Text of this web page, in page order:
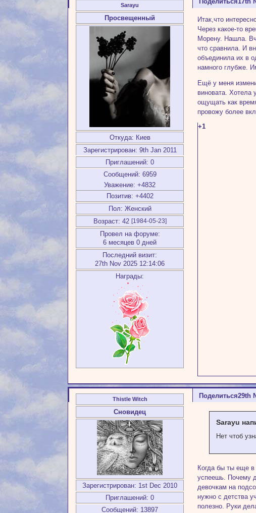
Sarayu
Просвещенный
Откуда: Киев
Зарегистрирован: 9th Jan 2011
Приглашений: 0
Сообщений: 6959
Уважение: +4832
Позитив: +4402
Пол: Женский
Возраст: 42 [1984-05-23]
Провел на форуме:
6 месяцев 0 дней
Последний визит:
27th Nov 2025 12:14:06
Награды:
Итак,что
Через какое-то
Морену. Нашла.
что сравнила. И
объединила их в
намного глубже.
Ещё у меня
виновата. Хотела
ощущать как
провожу более
+1
Поделиться29th
Thistle Witch
Сновидец
Зарегистрирован: 1st Dec 2010
Приглашений: 0
Сообщений: 13897
Sarayu
Нет чтоб
Когда бы ты еще в
успеешь. Почему
девочкам на
нужно с детства
полезно. Руки